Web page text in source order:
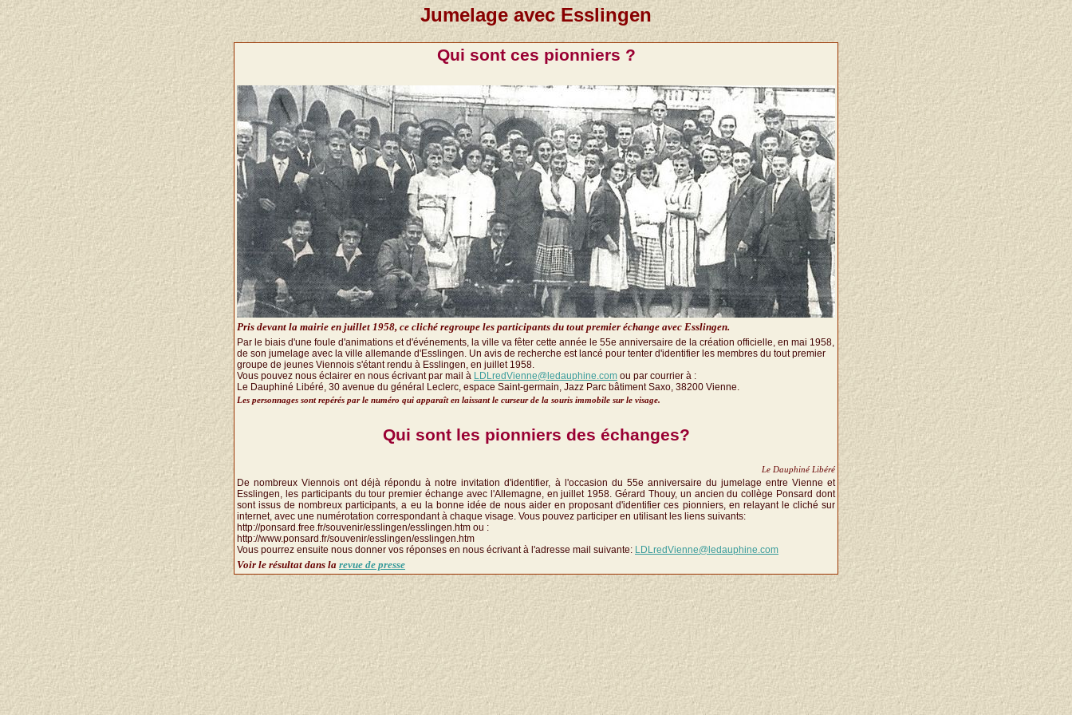
Jumelage avec Esslingen
Qui sont ces pionniers ?
Pris devant la mairie en juillet 1958, ce cliché regroupe les participants du tout premier échange avec Esslingen.
Par le biais d'une foule d'animations et d'événements, la ville va fêter cette année le 55e anniversaire de la création officielle, en mai 1958,
de son jumelage avec la ville allemande d'Esslingen. Un avis de recherche est lancé pour tenter d'identifier les membres du tout premier
groupe de jeunes Viennois s'étant rendu à Esslingen, en juillet 1958.
Vous pouvez nous éclairer en nous écrivant par mail à LDLredVienne@ledauphine.com ou par courrier à :
Le Dauphiné Libéré, 30 avenue du général Leclerc, espace Saint-germain, Jazz Parc bâtiment Saxo, 38200 Vienne.
Les personnages sont repérés par le numéro qui apparaît en laissant le curseur de la souris immobile sur le visage.
Qui sont les pionniers des échanges?
Le Dauphiné Libéré
De nombreux Viennois ont déjà répondu à notre invitation d'identifier, à l'occasion du 55e anniversaire du jumelage entre Vienne et
Esslingen, les participants du tour premier échange avec l'Allemagne, en juillet 1958. Gérard Thouy, un ancien du collège Ponsard dont
sont issus de nombreux participants, a eu la bonne idée de nous aider en proposant d'identifier ces pionniers, en relayant le cliché sur
internet, avec une numérotation correspondant à chaque visage. Vous pouvez participer en utilisant les liens suivants:
http://ponsard.free.fr/souvenir/esslingen/esslingen.htm ou :
http://www.ponsard.fr/souvenir/esslingen/esslingen.htm
Vous pourrez ensuite nous donner vos réponses en nous écrivant à l'adresse mail suivante: LDLredVienne@ledauphine.com
Voir le résultat dans la revue de presse